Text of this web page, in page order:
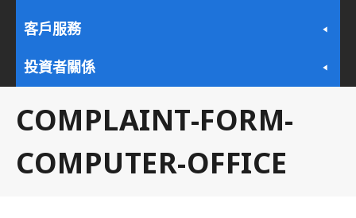
客戶服務
投資者關係
COMPLAINT-FORM-
COMPUTER-OFFICE